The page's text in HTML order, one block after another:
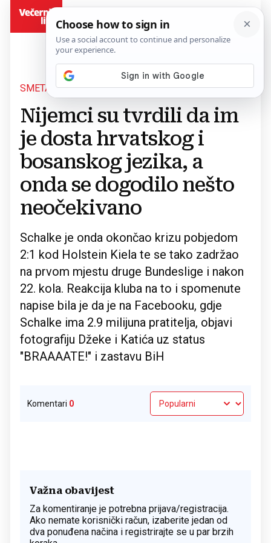
SMETA LI IM 'BRATE'? Povratak na članak
Nijemci su tvrdili da im
je dosta hrvatskog i
bosanskog jezika, a
onda se dogodilo nešto
neočekivano
Schalke je onda okončao krizu pobjedom
2:1 kod Holstein Kiela te se tako zadržao
na prvom mjestu druge Bundeslige i nakon
22. kola. Reakcija kluba na to i spomenute
napise bila je da je na Facebooku, gdje
Schalke ima 2.9 milijuna pratitelja, objavi
fotografiju Džeke i Katića uz status
"BRAAAATE!" i zastavu BiH
Komentari 0
Važna obavijest
Za komentiranje je potrebna prijava/registracija.
Ako nemate korisnički račun, izaberite jedan od
dva ponuđena načina i registrirajte se u par brzih